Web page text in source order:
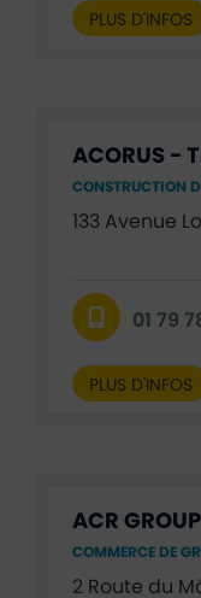
PLUS D'INFOS
ACORUS -
CONSTRUCTION
133 Avenue
01 79
PLUS D'INFOS
ACR GROUP
COMMERCE DE
2 Route du